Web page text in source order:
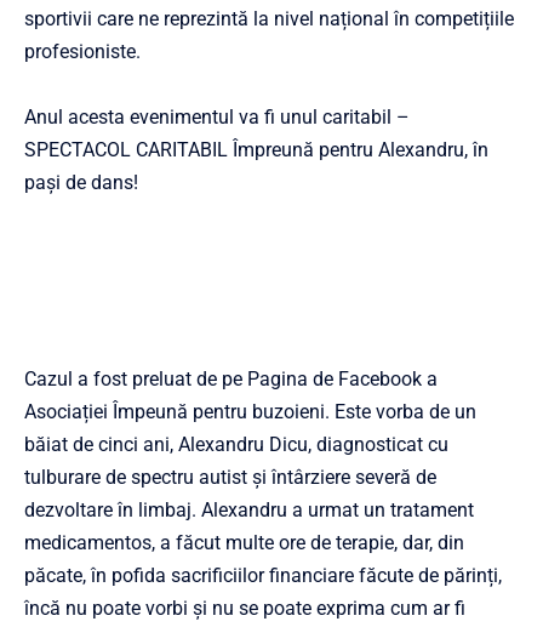
sportivii care ne reprezintă la nivel național în competițiile
profesioniste.
Anul acesta evenimentul va fi unul caritabil –
SPECTACOL CARITABIL Împreună pentru Alexandru, în
pași de dans!
Cazul a fost preluat de pe Pagina de Facebook a
Asociației Împeună pentru buzoieni. Este vorba de un
băiat de cinci ani, Alexandru Dicu, diagnosticat cu
tulburare de spectru autist și întârziere severă de
dezvoltare în limbaj. Alexandru a urmat un tratament
medicamentos, a făcut multe ore de terapie, dar, din
păcate, în pofida sacrificiilor financiare făcute de părinți,
încă nu poate vorbi și nu se poate exprima cum ar fi